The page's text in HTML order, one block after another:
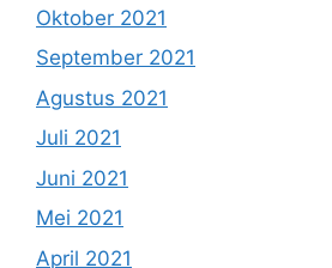
Oktober 2021
September 2021
Agustus 2021
Juli 2021
Juni 2021
Mei 2021
April 2021